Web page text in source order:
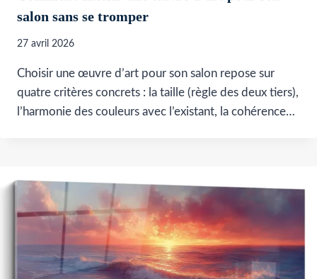
salon sans se tromper
27 avril 2026
Choisir une œuvre d’art pour son salon repose sur
quatre critères concrets : la taille (règle des deux tiers),
l’harmonie des couleurs avec l’existant, la cohérence…